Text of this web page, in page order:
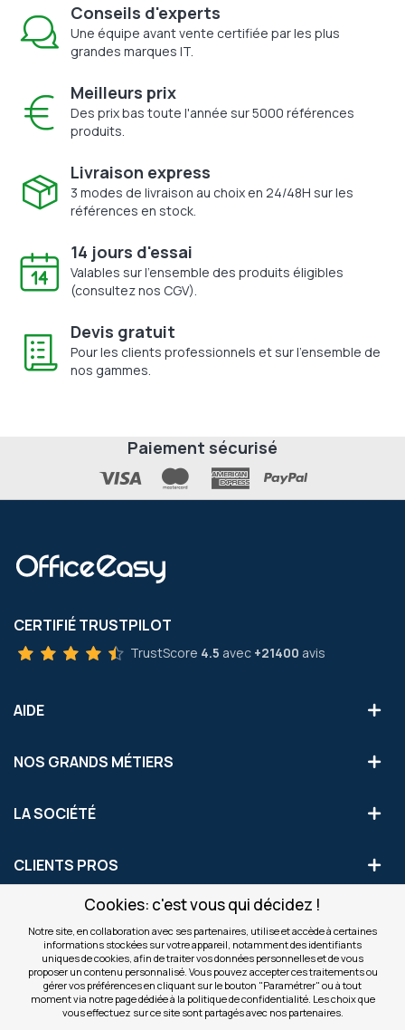
Cookies: c'est vous qui décidez !
Notre site, en collaboration avec ses partenaires, utilise et accède à certaines
informations stockées sur votre appareil, notamment des identifiants
uniques de cookies, afin de traiter vos données personnelles et de vous
proposer un contenu personnalisé. Vous pouvez accepter ces traitements ou
gérer vos préférences en cliquant sur le bouton "Paramétrer" ou à tout
moment via notre page dédiée à la politique de confidentialité. Les choix que
vous effectuez sur ce site sont partagés avec nos partenaires.
Conseils d'experts
Une équipe avant vente certifiée par les plus
grandes marques IT.
Meilleurs prix
Des prix bas toute l'année sur 5000 références
produits.
Livraison express
3 modes de livraison au choix en 24/48H sur les
références en stock.
14 jours d'essai
Valables sur l'ensemble des produits éligibles
(consultez nos CGV).
Devis gratuit
Pour les clients professionnels et sur l'ensemble de
nos gammes.
Paiement sécurisé
CERTIFIÉ TRUSTPILOT
TrustScore 4.5 avec +21400 avis
AIDE
NOS GRANDS MÉTIERS
LA SOCIÉTÉ
CLIENTS PROS
S'INSCRIRE AUX OFFRES COMMERCIALES
Inscription
notre
newsletter
Valider